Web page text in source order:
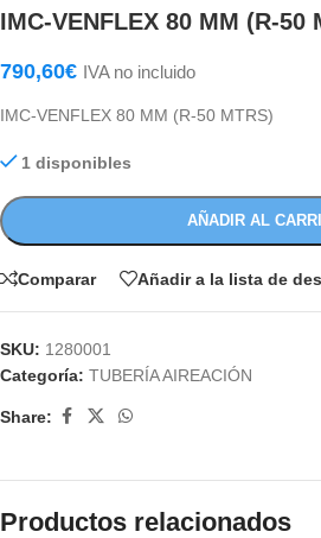
IMC-VENFLEX 80 MM (R-50
790,60€ IVA no incluido
IMC-VENFLEX 80 MM (R-50 MTRS)
1 disponibles
AÑADIR AL
Comparar Añadir a la lista de
SKU: 1280001
Categoría: TUBERÍA AIREACIÓN
Share:
Productos relacionados